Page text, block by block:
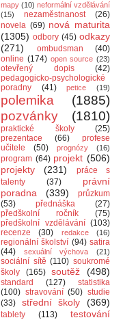
mapy (10) neformální vzdělávání
(15)
nezaměstnanost
(26)
novela (69) nová maturita
(1305) odbory (45) odkazy
(271)
ombudsman
(40)
online (174) open source (23)
otevřený dopis
(42)
pedagogicko-psychologické
poradny
(41) petice (19)
polemika
(1885)
pozvánky
(1810)
praktické školy
(25)
prezentace
(66)
profese
učitele
(50) prognózy (16)
program (64) projekt (506)
projekty
(231)
práce s
talenty
(37)
právní
poradna
(339)
průzkum
(53)
přednáška
(27)
předškolní ročník
(75)
předškolní vzdělávání (103)
recenze
(30) redakce (16)
regionální školství (94) satira
(44)
sexuální výchova (21)
sociální sítě (110) soukromé
školy
(165) soutěž (498)
standard (127)
statistika
(100) stravování (50) studie
(33)
střední školy (369)
tablety (113)
testování